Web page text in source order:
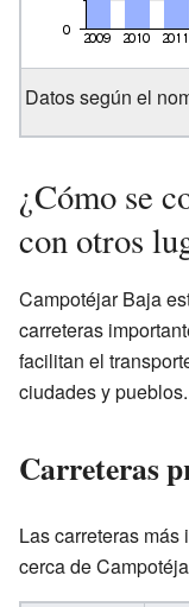
Datos según el
¿Cómo se
con otros
Campotéjar Baja
carreteras
facilitan el
ciudades y pueblos.
Carreteras
Las carreteras
cerca de